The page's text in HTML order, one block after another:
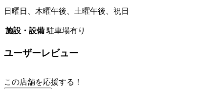
日曜日、木曜午後、土曜午後、祝日
施設・設備 駐車場有り
ユーザーレビュー
この店舗を応援する！